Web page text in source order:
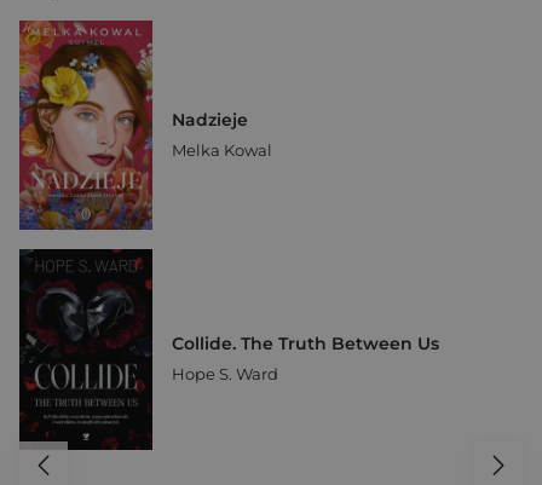
Nadzieje
Melka Kowal
Collide. The Truth Between Us
Hope S. Ward